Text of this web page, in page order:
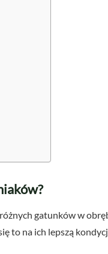
gatunków w
to na ich lepszą